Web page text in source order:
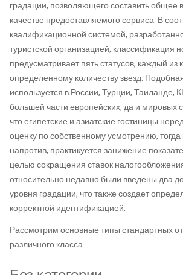
градации, позволяющего составить общее
качестве предоставляемого сервиса. В
квалификационной системой,
туристской организацией, классификация
предусматривает пять статусов, каждый из
определенному количеству звезд.
используется в России, Турции, Таиланде,
большей части европейских, да и мировых
что египетские и азиатские гостиницы
оценку по собственному усмотрению, тогда
напротив, практикуется занижение
целью сокращения ставок
относительно недавно были введены два
уровня градации, что также создает
корректной идентификацией.
Рассмотрим основные типы стандартных
различного класса.